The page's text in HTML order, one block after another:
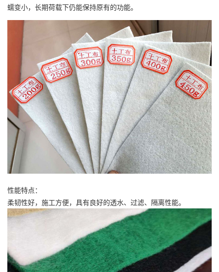
蠕变小，长期荷载下仍能保持原有的功能。
性能特点：
柔韧性好，施工方便，具有良好的透水、过滤、隔离性能。